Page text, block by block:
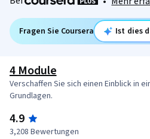
Fragen Sie Coursera Ist dies
4 Module
Verschaffen Sie sich einen Einblick in
Grundlagen.
4.9
3,208 Bewertungen